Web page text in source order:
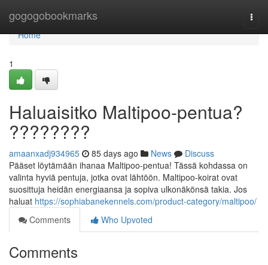
gogogobookmarks
Home
Home
1
Haluaisitko Maltipoo-pentua?
????????
amaanxadj934965 85 days ago News
Discuss
Pääset löytämään ihanaa Maltipoo-pentua! Tässä kohdassa on
valinta hyviä pentuja, jotka ovat lähtöön. Maltipoo-koirat ovat
suosittuja heidän energiaansa ja sopiva ulkonäkönsä takia. Jos
haluat https://sophiabanekennels.com/product-category/maltipoo/
Comments
Who Upvoted
Comments